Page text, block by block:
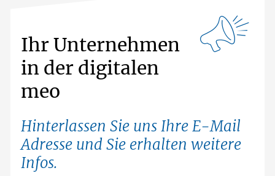
Ihr Unternehmen
in der digitalen
meo
Hinterlassen Sie uns Ihre E-Mail
Adresse und Sie erhalten weitere
Infos.